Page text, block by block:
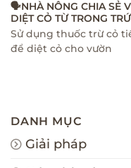
🗣NHÀ NÔNG CHIA SẺ
DIỆT CỎ TỪ TRONG
Sử dụng thuốc trừ cỏ
để diệt cỏ cho vườn
DANH MỤC
Giải pháp